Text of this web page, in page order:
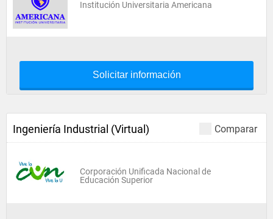
Institución Universitaria Americana
Solicitar información
Comparar
Ingeniería Industrial (Virtual)
Corporación Unificada Nacional de
Educación Superior